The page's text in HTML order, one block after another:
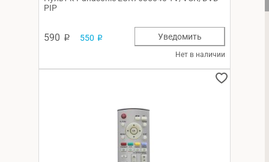
PIP
590 p 550 p
Нет в наличии
Уведомить